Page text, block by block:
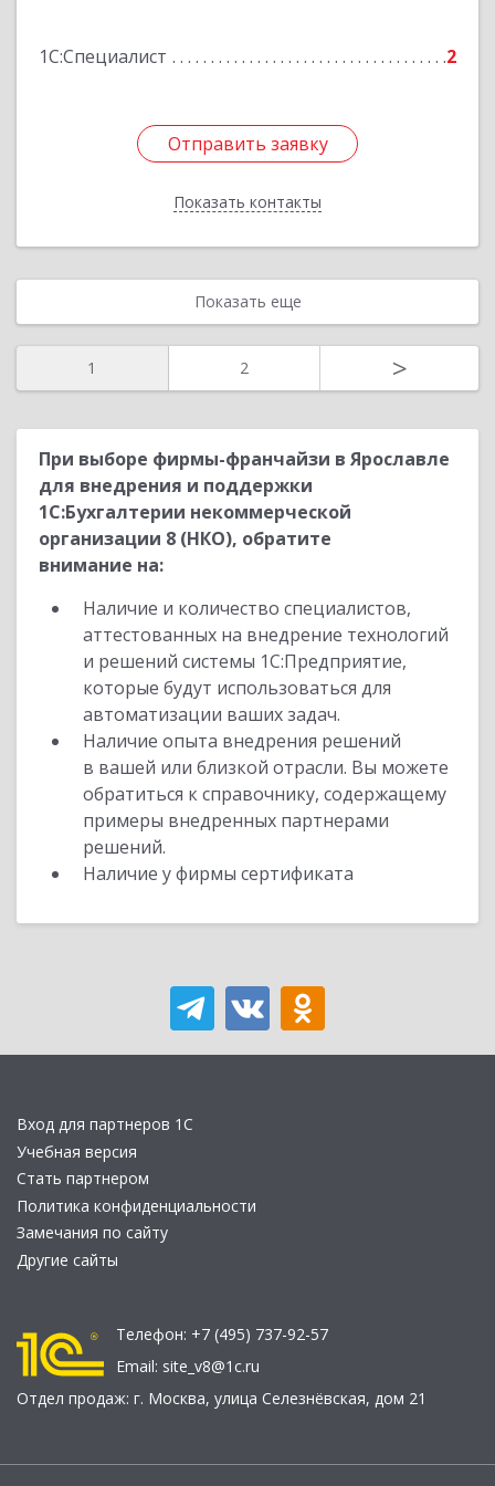
1С:Специалист 2
Отправить заявку
Показать контакты
Отправить заявку
Назад
Показать еще
1 2 >
При выборе фирмы-франчайзи в Ярославле
для внедрения и поддержки
1С:Бухгалтерии некоммерческой
организации 8 (НКО), обратите
внимание на:
Наличие и количество специалистов,
аттестованных на внедрение технологий
и решений системы 1С:Предприятие,
которые будут использоваться для
автоматизации ваших задач.
Наличие опыта внедрения решений
в вашей или близкой отрасли. Вы можете
обратиться к справочнику, содержащему
примеры внедренных партнерами
решений.
Наличие у фирмы сертификата
Вход для партнеров 1С
Учебная версия
Стать партнером
Политика конфиденциальности
Замечания по сайту
Другие сайты
Телефон: +7 (495) 737-92-57
Email: site_v8@1c.ru
Отдел продаж: г. Москва, улица Селезнёвская, дом 21